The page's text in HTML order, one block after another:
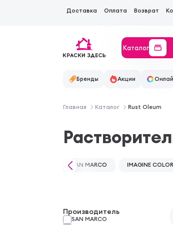
Доставка Оплата Возврат
Каталог
Бренды Акции
Главная Каталог Rust Oleum
Производитель
SAN MARCO
SAN MARCO IMAGINE